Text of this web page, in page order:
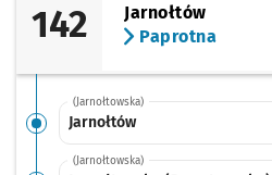
142
Jarnołtów
Paprotna
(Jarnołtowska)
Jarnołtów
(Jarnołtowska)